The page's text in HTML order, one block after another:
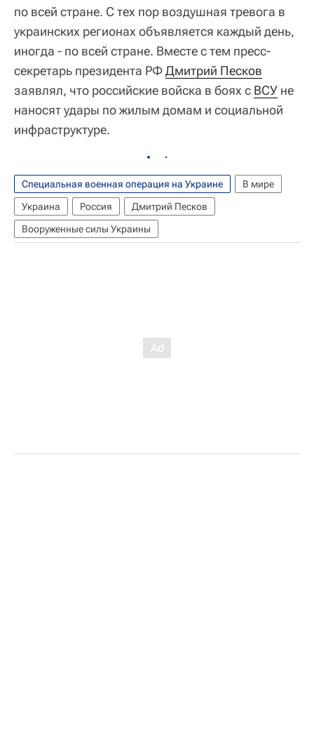
по всей стране. С тех пор воздушная тревога в
украинских регионах объявляется каждый день,
иногда - по всей стране. Вместе с тем пресс-
секретарь президента РФДмитрий Песков
заявлял, что российские войска в боях с ВСУ не
наносят удары по жилым домам и социальной
инфраструктуре.
Специальная военная операция на Украине
В мире
Украина
Россия
Дмитрий Песков
Вооруженные силы Украины